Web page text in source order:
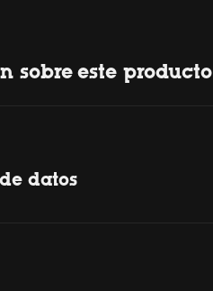
sobre este producto
datos